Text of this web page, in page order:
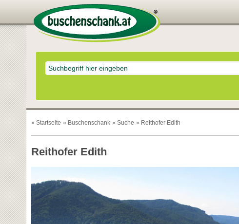
» Startseite » Buschenschank » Suche » Reithofer Edith
Reithofer Edith